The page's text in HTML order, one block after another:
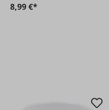
8,99 €*